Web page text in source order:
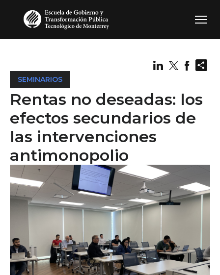
SEMINARIOS
Rentas no deseadas: los
efectos secundarios de
las intervenciones
antimonopolio